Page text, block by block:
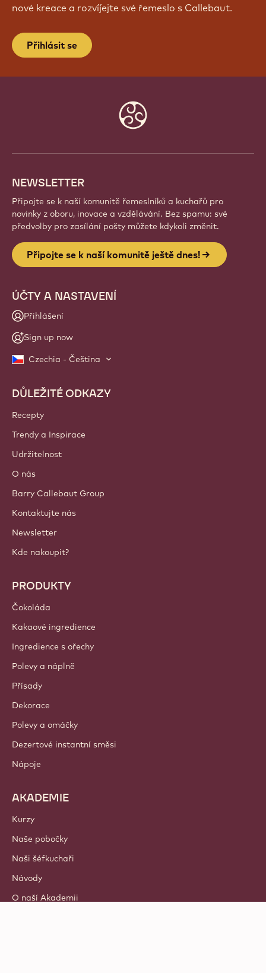
nové kreace a rozvíjejte své řemeslo s Callebaut.
Přihlásit se
NEWSLETTER
Připojte se k naší komunitě řemeslníků a kuchařů pro
novinky z oboru, inovace a vzdělávání. Bez spamu: své
předvolby pro zasílání pošty můžete kdykoli změnit.
Připojte se k naší komunitě ještě dnes!
ÚČTY A NASTAVENÍ
Přihlášení
Sign up now
Czechia - Čeština
Footer
Callebaut
DŮLEŽITÉ ODKAZY
Recepty
Trendy a Inspirace
Udržitelnost
O nás
Barry Callebaut Group
Kontaktujte nás
Newsletter
Kde nakoupit?
PRODUKTY
Čokoláda
Kakaové ingredience
Ingredience s ořechy
Polevy a náplně
Přísady
Dekorace
Polevy a omáčky
Dezertové instantní směsi
Nápoje
AKADEMIE
Kurzy
Naše pobočky
Naši šéfkuchaři
Návody
O naší Akademii